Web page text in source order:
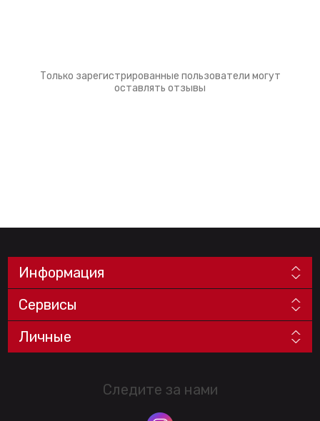
Только зарегистрированные пользователи могут
оставлять отзывы
Информация
Сервисы
Личные
Следите за нами